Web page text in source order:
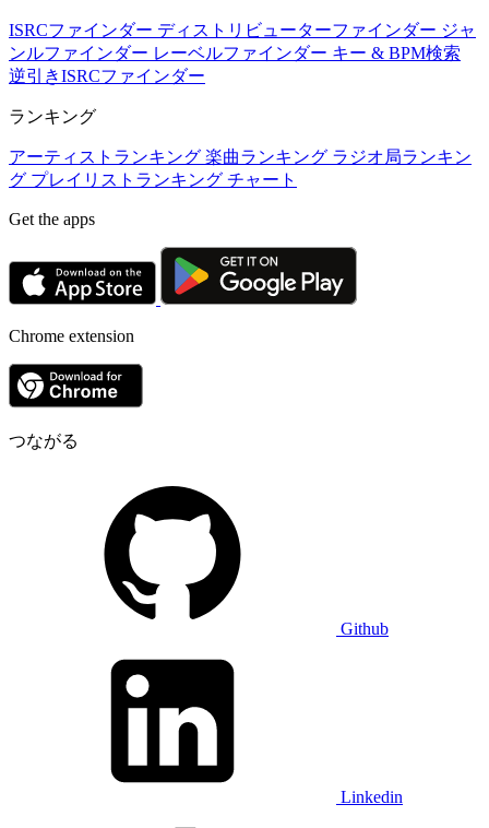
ISRCファインダー ディストリビューターファインダー ジャ
ンルファインダー レーベルファインダー キー & BPM検索
逆引きISRCファインダー
ランキング
アーティストランキング 楽曲ランキング ラジオ局ランキン
グ プレイリストランキング チャート
Get the apps
Chrome extension
つながる
Github
Linkedin